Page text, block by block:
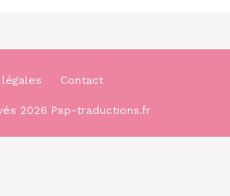
Contact
2026 Psp-traductions.fr